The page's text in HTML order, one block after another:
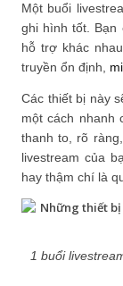
Một buổi
ghi hình tốt. Bạn
hỗ trợ khác
truyền ổn định,
Các thiết bị này
một cách nhanh
thanh to, rõ
livestream của
hay thậm chí là
1 buổi